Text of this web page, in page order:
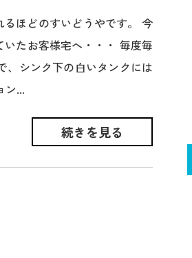
ほどのすいどうやです。 今
たお客様宅へ・・・ 毎度毎
、シンク下の白いタンクには
ン...
続きを見る